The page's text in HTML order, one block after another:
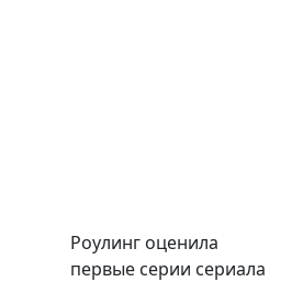
Роулинг оценила
первые серии сериала